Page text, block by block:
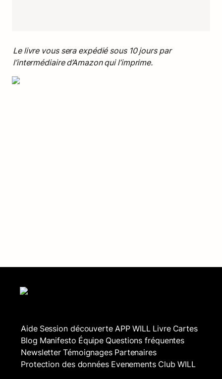
Le livre vous sera expédié sous 10 jours par
l’intermédiaire d’Amazon qui l’imprime.
Aide Session découverte APP WILL Livre Cartes
Blog Manifesto Équipe Questions fréquentes
Newsletter Témoignages Partenaires
Protection des données Evenements Club WILL